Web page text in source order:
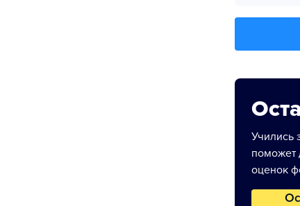
Учились
поможет
оценок